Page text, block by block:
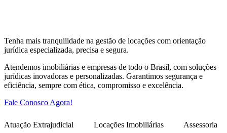
Tenha mais tranquilidade na gestão de locações com orientação
jurídica especializada, precisa e segura.
Atendemos imobiliárias e empresas de todo o Brasil, com soluções
jurídicas inovadoras e personalizadas. Garantimos segurança e
eficiência, sempre com ética, compromisso e excelência.
Fale Conosco Agora!
Atuação Extrajudicial Locações Imobiliárias Assessoria